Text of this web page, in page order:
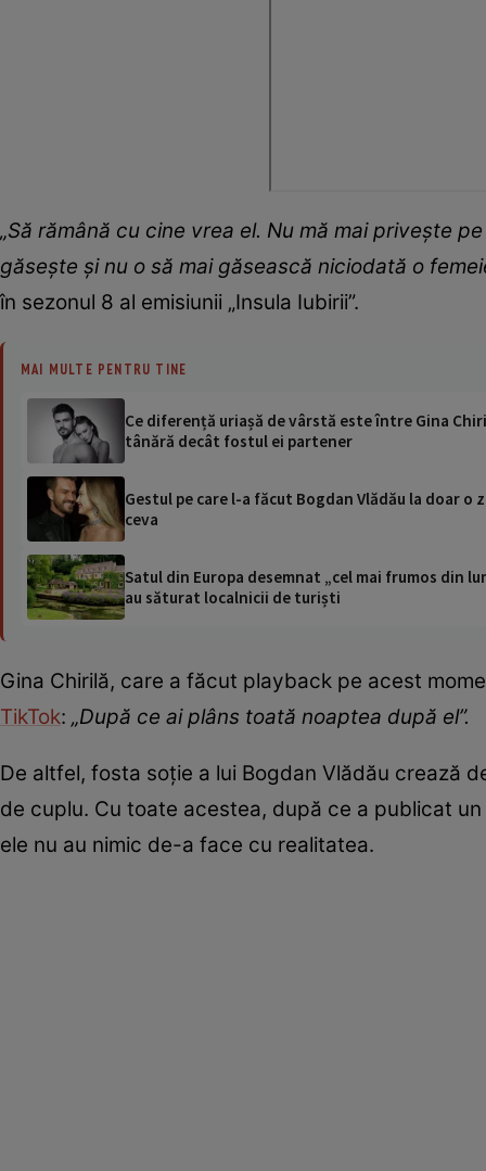
„Să rămână cu cine vrea el. Nu mă mai privește
găsește și nu o să mai găsească niciodată o
în sezonul 8 al emisiunii „Insula Iubirii”.
MAI MULTE PENTRU TINE
Ce diferență uriașă de vârstă este între Gina
tânără decât fostul ei partener
Gestul pe care l-a făcut Bogdan Vlădău la doar
ceva
Satul din Europa desemnat „cel mai frumos din
au săturat localnicii de turiști
Gina Chirilă, care a făcut playback pe acest
TikTok: „După ce ai plâns toată noaptea după el”.
De altfel, fosta soție a lui Bogdan Vlădău crează
de cuplu. Cu toate acestea, după ce a publicat
ele nu au nimic de-a face cu realitatea.